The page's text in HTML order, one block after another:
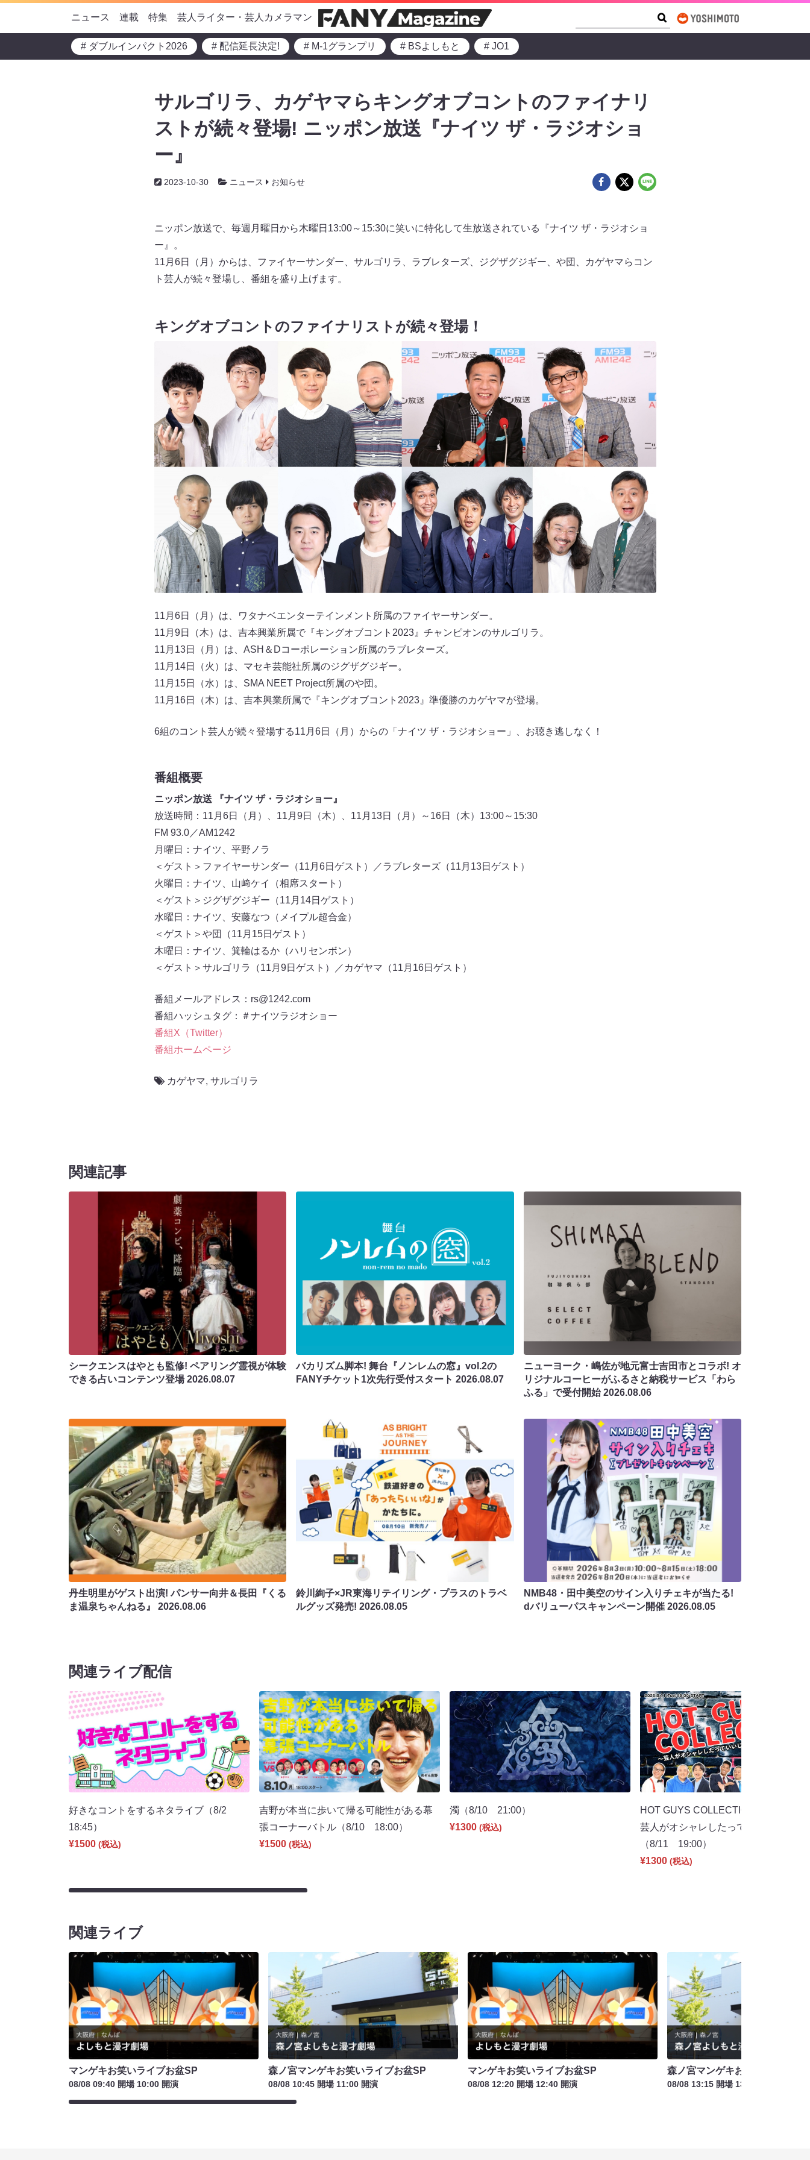
ニュース 連載 特集 芸人ライター・芸人カメラマン
# ダブルインパクト2026 # 配信延長決定! # M-1グランプリ # BSよしもと # JO1
サルゴリラ、カゲヤマらキングオブコントのファイナリ
ストが続々登場! ニッポン放送『ナイツ ザ・ラジオショ
ー』
2023-10-30 ニュース お知らせ
ニッポン放送で、毎週月曜日から木曜日13:00～15:30に笑いに特化して生放送されている『ナイツ ザ・ラジオショ
ー』。
11月6日（月）からは、ファイヤーサンダー、サルゴリラ、ラブレターズ、ジグザグジギー、や団、カゲヤマらコン
ト芸人が続々登場し、番組を盛り上げます。
キングオブコントのファイナリストが続々登場！
11月6日（月）は、ワタナベエンターテインメント所属のファイヤーサンダー。
11月9日（木）は、吉本興業所属で『キングオブコント2023』チャンピオンのサルゴリラ。
11月13日（月）は、ASH＆Dコーポレーション所属のラブレターズ。
11月14日（火）は、マセキ芸能社所属のジグザグジギー。
11月15日（水）は、SMA NEET Project所属のや団。
11月16日（木）は、吉本興業所属で『キングオブコント2023』準優勝のカゲヤマが登場。
6組のコント芸人が続々登場する11月6日（月）からの「ナイツ ザ・ラジオショー」、お聴き逃しなく！
番組概要
ニッポン放送 『ナイツ ザ・ラジオショー』
放送時間：11月6日（月）、11月9日（木）、11月13日（月）～16日（木）13:00～15:30
FM 93.0／AM1242
月曜日：ナイツ、平野ノラ
＜ゲスト＞ファイヤーサンダー（11月6日ゲスト）／ラブレターズ（11月13日ゲスト）
火曜日：ナイツ、山﨑ケイ（相席スタート）
＜ゲスト＞ジグザグジギー（11月14日ゲスト）
水曜日：ナイツ、安藤なつ（メイプル超合金）
＜ゲスト＞や団（11月15日ゲスト）
木曜日：ナイツ、箕輪はるか（ハリセンボン）
＜ゲスト＞サルゴリラ（11月9日ゲスト）／カゲヤマ（11月16日ゲスト）
番組メールアドレス：rs@1242.com
番組ハッシュタグ：＃ナイツラジオショー
番組X（Twitter）
番組ホームページ
カゲヤマ, サルゴリラ
関連記事
シークエンスはやとも監修! ペアリング霊視が体験
できる占いコンテンツ登場2026.08.07
バカリズム脚本! 舞台『ノンレムの窓』vol.2の
FANYチケット1次先行受付スタート2026.08.07
ニューヨーク・嶋佐が地元富士吉田市とコラボ! オ
リジナルコーヒーがふるさと納税サービス「わら
ふる」で受付開始2026.08.06
丹生明里がゲスト出演! パンサー向井＆長田『くる
ま温泉ちゃんねる』 2026.08.06
鈴川絢子×JR東海リテイリング・プラスのトラベ
ルグッズ発売!2026.08.05
NMB48・田中美空のサイン入りチェキが当たる!
dバリューパスキャンペーン開催 2026.08.05
関連ライブ配信
好きなコントをするネタライブ（8/2
18:45）
¥1500 (税込)
吉野が本当に歩いて帰る可能性がある幕
張コーナーバトル（8/10 18:00）
¥1500 (税込)
濁（8/10 21:00）
¥1300 (税込)
HOT GUYS COLLECTION 2026 in大
芸人がオシャレしたっていいじゃん夏
（8/11 19:00）
¥1300 (税込)
関連ライブ
マンゲキお笑いライブお盆SP
08/08 09:40 開場 10:00 開演
森ノ宮マンゲキお笑いライブお盆SP
08/08 10:45 開場 11:00 開演
マンゲキお笑いライブお盆SP
08/08 12:20 開場 12:40 開演
森ノ宮マンゲキお笑いライブお
08/08 13:15 開場 13:30 開演